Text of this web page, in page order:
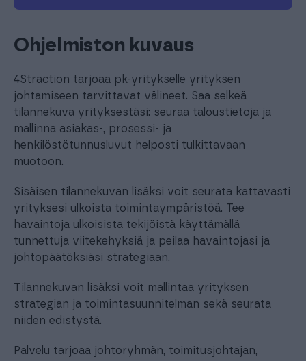
Ohjelmiston kuvaus
4Straction tarjoaa pk-yritykselle yrityksen
johtamiseen tarvittavat välineet. Saa selkeä
tilannekuva yrityksestäsi: seuraa taloustietoja ja
mallinna asiakas-, prosessi- ja
henkilöstötunnusluvut helposti tulkittavaan
muotoon.
Sisäisen tilannekuvan lisäksi voit seurata kattavasti
yrityksesi ulkoista toimintaympäristöä. Tee
havaintoja ulkoisista tekijöistä käyttämällä
tunnettuja viitekehyksiä ja peilaa havaintojasi ja
johtopäätöksiäsi strategiaan.
Tilannekuvan lisäksi voit mallintaa yrityksen
strategian ja toimintasuunnitelman sekä seurata
niiden edistystä.
Palvelu tarjoaa johtoryhmän, toimitusjohtajan,